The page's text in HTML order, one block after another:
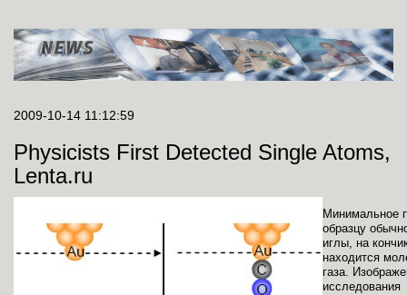
2009-10-14 11:12:59
Physicists First Detected Single Atoms,
Lenta.ru
Минимальное
образцу
иглы, на
находится
газа.
исследования